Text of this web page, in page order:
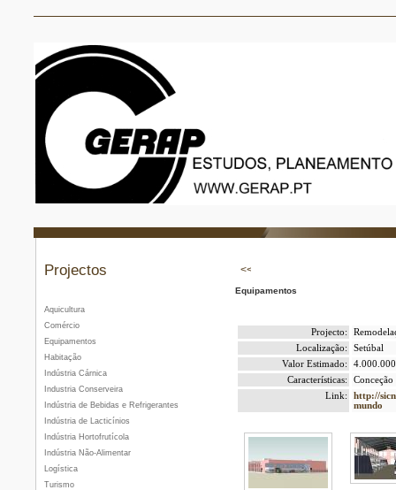
Projectos
Aquicultura
Comércio
Equipamentos
Habitação
Indústria Cárnica
Industria Conserveira
Indústria de Bebidas e Refrigerantes
Indústria de Lacticínios
Indústria Hortofrutícola
Indústria Não-Alimentar
Logística
Turismo
Equipamentos
Projecto:
Localização:
Setúbal
Valor Estimado:
Características:
Link:
http://
mundo